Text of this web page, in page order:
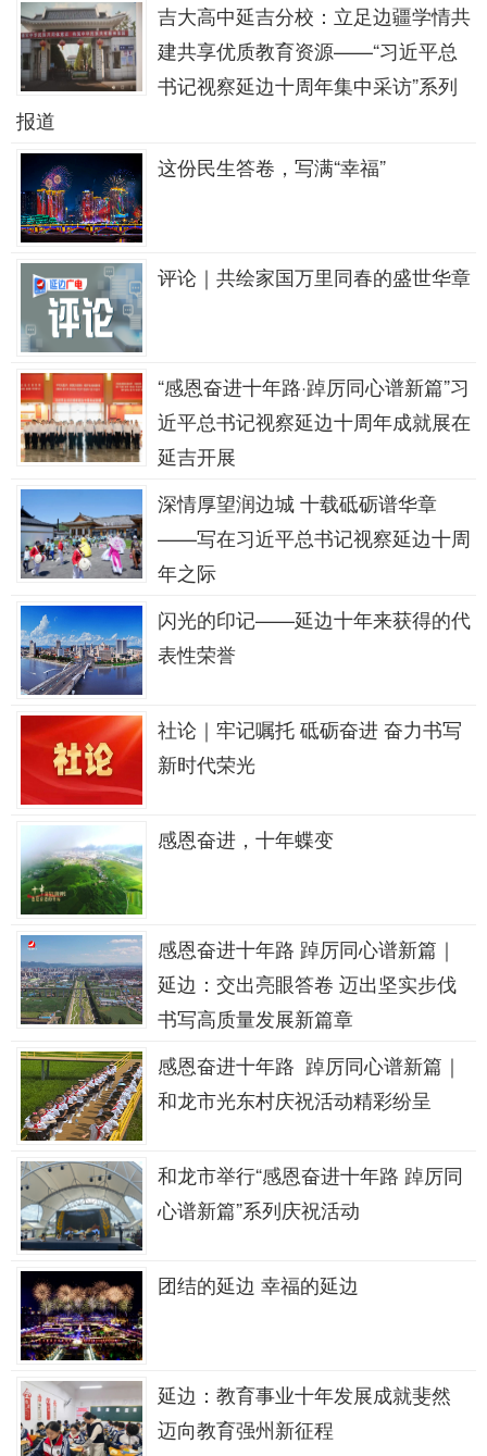
吉大高中延吉分校：立足边疆学情共
建共享优质教育资源——“习近平总
书记视察延边十周年集中采访”系列
报道
这份民生答卷，写满“幸福”
评论｜共绘家国万里同春的盛世华章
“感恩奋进十年路·踔厉同心谱新篇”习
近平总书记视察延边十周年成就展在
延吉开展
深情厚望润边城 十载砥砺谱华章
——写在习近平总书记视察延边十周
年之际
闪光的印记——延边十年来获得的代
表性荣誉
社论｜牢记嘱托 砥砺奋进 奋力书写
新时代荣光
感恩奋进，十年蝶变
感恩奋进十年路 踔厉同心谱新篇｜
延边：交出亮眼答卷 迈出坚实步伐
书写高质量发展新篇章
感恩奋进十年路 踔厉同心谱新篇｜
和龙市光东村庆祝活动精彩纷呈
和龙市举行“感恩奋进十年路 踔厉同
心谱新篇”系列庆祝活动
团结的延边 幸福的延边
延边：教育事业十年发展成就斐然
迈向教育强州新征程